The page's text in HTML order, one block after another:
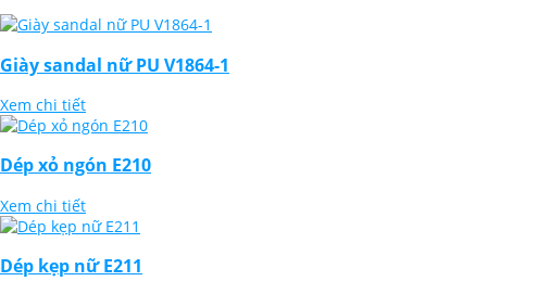
Giày sandal nữ PU V1864-1
Xem chi tiết
Dép xỏ ngón E210
Xem chi tiết
Dép kẹp nữ E211